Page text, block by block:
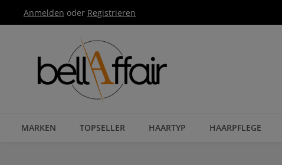
Hauptnavigation springen
Anmelden oder Registrieren
MARKEN TOPSELLER HAARTYP HAARPFLEGE